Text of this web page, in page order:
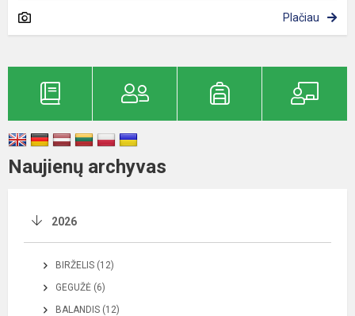
Plačiau
Naujienų archyvas
2026
BIRŽELIS (12)
GEGUŽĖ (6)
BALANDIS (12)